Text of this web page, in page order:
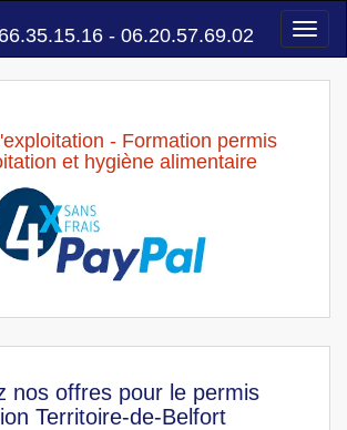
- 06.20.57.69.02
- Formation permis
et hygiène alimentaire
nos offres pour le permis
Territoire-de-Belfort